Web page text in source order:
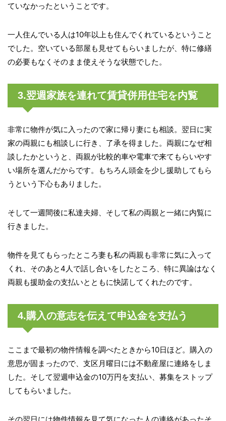
ていなかったということです。
一人住んでいる人は10年以上も住んでくれているということ
でした。空いている部屋も見せてもらいましたが、特に修繕
の必要もなくそのまま使えそうな状態でした。
3.翌週家族を連れて賃貸併用住宅を内覧
非常に物件が気に入ったので家に帰り妻にも相談。翌日に実
家の両親にも相談しに行き、了承を得ました。両親になぜ相
談したかというと、両親が比較的車や電車で来てもらいやす
い場所を選んだからです。もちろん頭金を少し援助してもら
うという下心もありました。
そして一週間後に私達夫婦、そして私の両親と一緒に内覧に
行きました。
物件を見てもらったところ妻も私の両親も非常に気に入って
くれ、そのあと4人で話し合いをしたところ、特に異論はなく
両親も援助金の支払いとともに快諾してくれたのです。
4.購入の意志を伝えて申込金を支払う
ここまで最初の物件情報を調べたときから10日ほど。購入の
意思が固まったので、支区月曜日には不動産屋に連絡をしま
した。そして翌週申込金の10万円を支払い、募集をストップ
してもらいました。